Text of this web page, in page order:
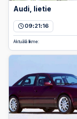
Audi, lietie
09:21:16
Aktuālā likme: